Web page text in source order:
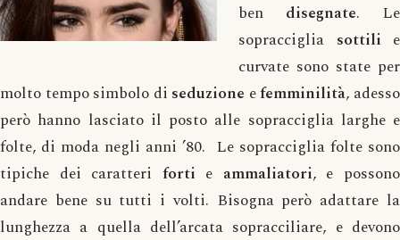
ben disegnate. Le
sopracciglia sottili e
curvate sono state per
molto tempo simbolo di seduzione efemminilità, adesso
però hanno lasciato il posto alle sopracciglia larghe e
folte, di moda negli anni ’80. Le sopracciglia folte sono
tipiche dei caratteri forti e ammaliatori, e possono
andare bene su tutti i volti. Bisogna però adattare la
lunghezza a quella dell’arcata sopracciliare, e devono